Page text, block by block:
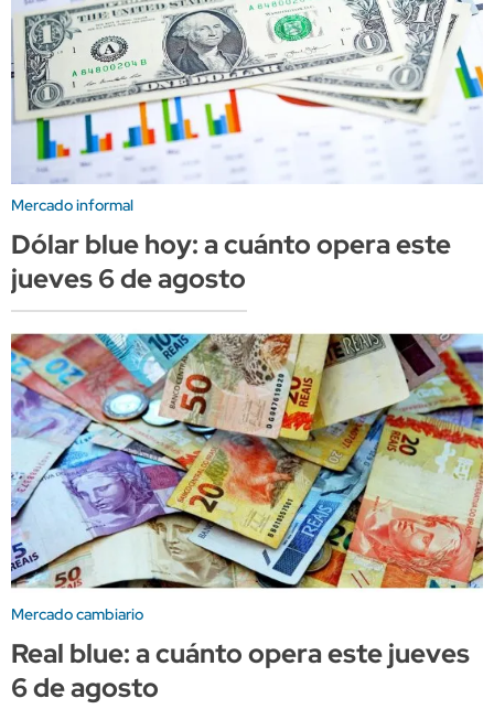
Mercado informal
Dólar blue hoy: a cuánto opera este
jueves 6 de agosto
Mercado cambiario
Real blue: a cuánto opera este jueves
6 de agosto